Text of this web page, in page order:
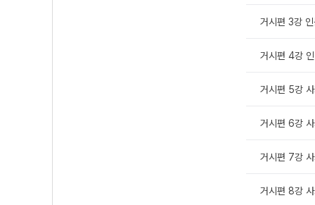
거시편 3강
거시편 4강
거시편 5강
거시편 6강
거시편 7강
거시편 8강